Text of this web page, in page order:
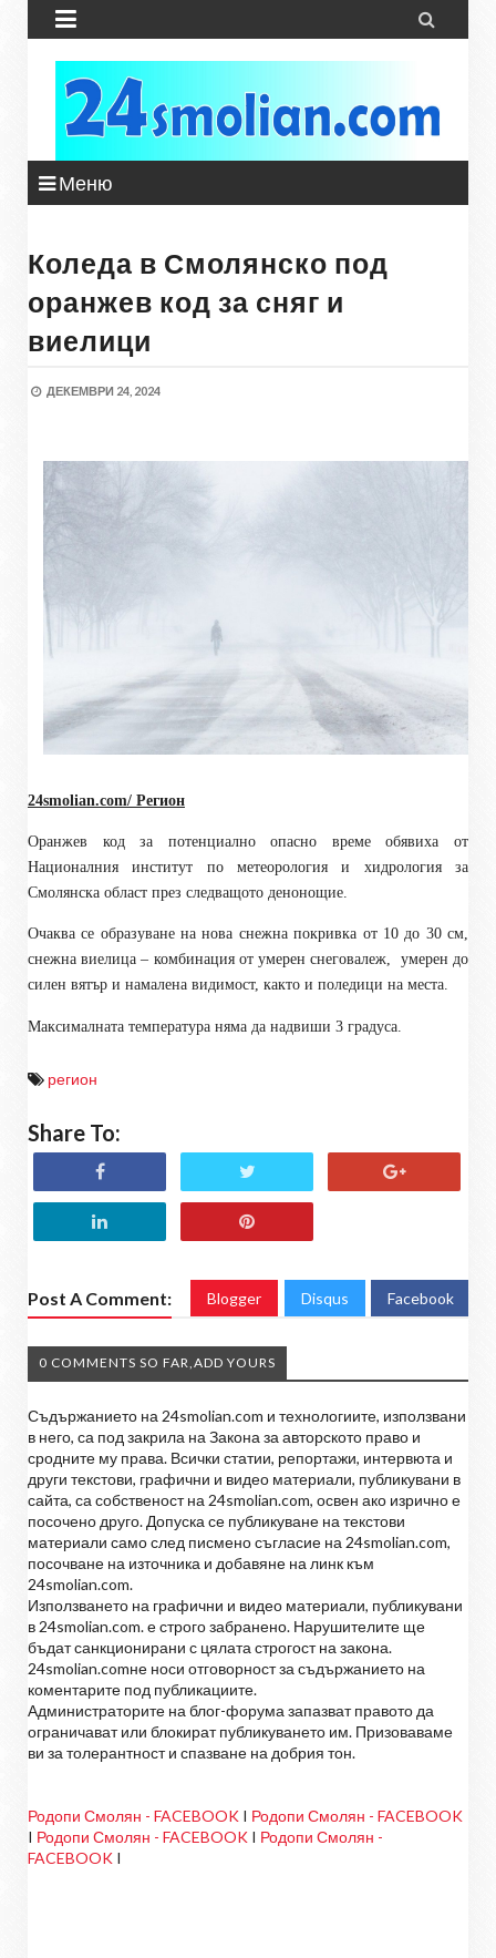
 
Меню
Коледа в Смолянско под
оранжев код за сняг и
виелици
ДЕКЕМВРИ 24, 2024
24smolian.com/ Регион
Оранжев код за потенциално опасно време обявиха от
Националния институт по метеорология и хидрология за
Смолянска област през следващото денонощие.
Очаква се образуване на нова снежна покривка от 10 до 30 см,
снежна виелица – комбинация от умерен снеговалеж,
умерен до
силен вятър и намалена видимост, както и поледици на места.
Максималната температура няма да надвиши 3 градуса.
регион
Share To:
Post A Comment: Blogger Disqus Facebook
0 COMMENTS SO FAR,ADD YOURS
Съдържанието на 24smolian.com и технологиите, използвани
в него, са под закрила на Закона за авторското право и
сродните му права. Всички статии, репортажи, интервюта и
други текстови, графични и видео материали, публикувани в
сайта, са собственост на 24smolian.com, освен ако изрично е
посочено друго. Допуска се публикуване на текстови
материали само след писмено съгласие на 24smolian.com,
посочване на източника и добавяне на линк към
24smolian.com.
Използването на графични и видео материали, публикувани
в 24smolian.com. е строго забранено. Нарушителите ще
бъдат санкционирани с цялата строгост на закона.
24smolian.comне носи отговорност за съдържанието на
коментарите под публикациите.
Администраторите на блог-форума запазват правото да
ограничават или блокират публикуването им. Призоваваме
ви за толерантност и спазване на добрия тон.
Родопи Смолян - FACEBOOK I Родопи Смолян - FACEBOOK
I Родопи Смолян - FACEBOOK I Родопи Смолян -
FACEBOOK I